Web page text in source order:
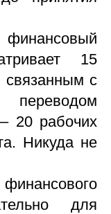
15
связанным с
20 рабочих
Никуда не
для